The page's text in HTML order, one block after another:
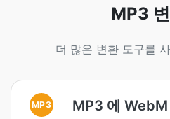
MP3 변
더 많은 변환 도구를
MP3 MP3 에 WebM